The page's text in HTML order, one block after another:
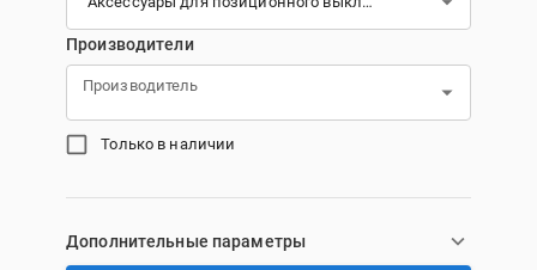
Производители
Производитель
Только в наличии
Дополнительные параметры